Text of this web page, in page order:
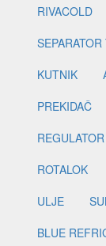
RIVACOLD
KUTNIK
PREKIDAČ
ROTALOK
ULJE
BLUE